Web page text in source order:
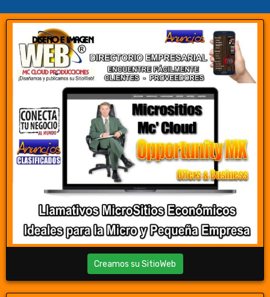
Creamos su SitioWeb